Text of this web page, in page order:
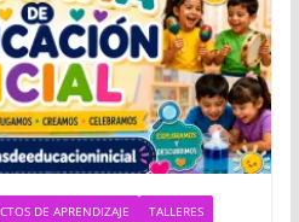
DE APRENDIZAJE TALLERES